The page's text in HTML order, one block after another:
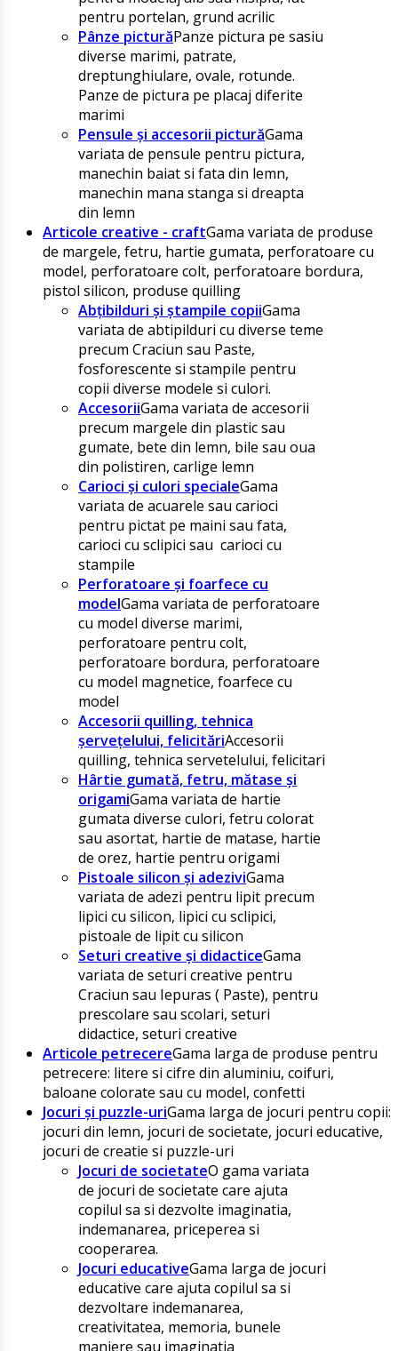
pentru portelan, grund acrilic
Pânze picturăPanze pictura pe sasiu
diverse marimi, patrate,
dreptunghiulare, ovale, rotunde.
Panze de pictura pe placaj diferite
marimi
Pensule și accesorii picturăGama
variata de pensule pentru pictura,
manechin baiat si fata din lemn,
manechin mana stanga si dreapta
din lemn
Articole creative - craftGama variata de produse
de margele, fetru, hartie gumata, perforatoare cu
model, perforatoare colt, perforatoare bordura,
pistol silicon, produse quilling
Abțibilduri și ștampile copiiGama
variata de abtipilduri cu diverse teme
precum Craciun sau Paste,
fosforescente si stampile pentru
copii diverse modele si culori.
AccesoriiGama variata de accesorii
precum margele din plastic sau
gumate, bete din lemn, bile sau oua
din polistiren, carlige lemn
Carioci și culori specialeGama
variata de acuarele sau carioci
pentru pictat pe maini sau fata,
carioci cu sclipici sau carioci cu
stampile
Perforatoare și foarfece cu
modelGama variata de perforatoare
cu model diverse marimi,
perforatoare pentru colt,
perforatoare bordura, perforatoare
cu model magnetice, foarfece cu
model
Accesorii quilling, tehnica
șervețelului, felicităriAccesorii
quilling, tehnica servetelului, felicitari
Hârtie gumată, fetru, mătase și
origamiGama variata de hartie
gumata diverse culori, fetru colorat
sau asortat, hartie de matase, hartie
de orez, hartie pentru origami
Pistoale silicon și adeziviGama
variata de adezi pentru lipit precum
lipici cu silicon, lipici cu sclipici,
pistoale de lipit cu silicon
Seturi creative și didacticeGama
variata de seturi creative pentru
Craciun sau Iepuras ( Paste), pentru
prescolare sau scolari, seturi
didactice, seturi creative
Articole petrecereGama larga de produse pentru
petrecere: litere si cifre din aluminiu, coifuri,
baloane colorate sau cu model, confetti
Jocuri și puzzle-uriGama larga de jocuri pentru copii:
jocuri din lemn, jocuri de societate, jocuri educative,
jocuri de creatie si puzzle-uri
Jocuri de societateO gama variata
de jocuri de societate care ajuta
copilul sa si dezvolte imaginatia,
indemanarea, priceperea si
cooperarea.
Jocuri educativeGama larga de jocuri
educative care ajuta copilul sa si
dezvoltare indemanarea,
creativitatea, memoria, bunele
maniere sau imaginatia